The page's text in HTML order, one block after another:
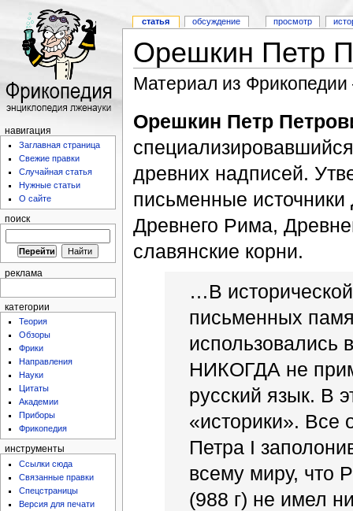
статья обсуждение просмотр
навигация
Заглавная страница
Свежие правки
Случайная статья
Нужные статьи
О сайте
поиск
реклама
категории
Теория
Обзоры
Фрики
Направления
Науки
Цитаты
Академии
Приборы
Фрикопедия
инструменты
Ссылки сюда
Связанные правки
Спецстраницы
Версия для печати
Орешкин Петр
Материал из
Орешкин Петр
древних надписей.
письменные источники
Древнего Рима,
славянские корни.
…В
письменных
использовались
НИКОГДА не
русский язык. В
«историки». Все
Петра I
всему миру, что
(988 г) не имел